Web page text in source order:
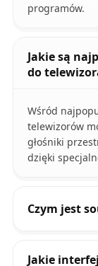
programów.
Jakie są
do
Wśród
telewizorów
głośniki
dzięki
Czym jest
Jakie